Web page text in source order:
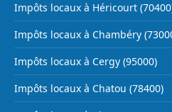
Impôts locaux à Héricourt
Impôts locaux à Chambéry
Impôts locaux à Cergy (95000)
Impôts locaux à Chatou (78400)